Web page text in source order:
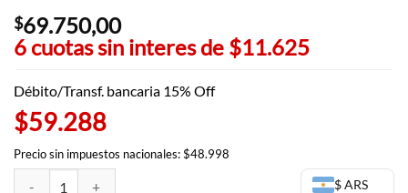
$69.750,00
6 cuotas sin interes de $11.625
Débito/Transf. bancaria 15% Off
$59.288
Precio sin impuestos nacionales: $48.998
$ ARS